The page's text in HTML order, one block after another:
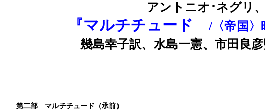
アントニオ･ネグリ
『マルチチュード /〈帝国〉
幾島幸子訳、水島一憲、市田良
第二部 マルチチュード（承前）